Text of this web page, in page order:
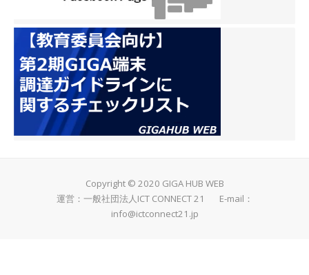
るに当たって設置に時間を
室に整備したことで、これ
た。また本校では電子黒板
ともとオフィスの会議で使
われているミーティングボ
ードです。ビジネス向けに
Copyright © 2020 GIGA HUB WEB
運営：一般社団法人ICT CONNECT 21 E-mail：
info@ictconnect21.jp